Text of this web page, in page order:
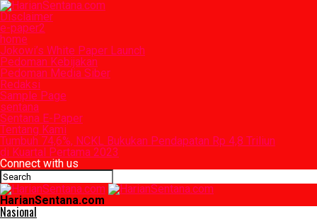
Disclaimer
e-paper2
home
Jokowi’s White Paper Launch
Pedoman Kebijakan
Pedoman Media Siber
Redaksi
Sample Page
sentana
Sentana E-Paper
Tentang Kami
Tumbuh 74,6%, NCKL Bukukan Pendapatan Rp 4,8 Triliun
di Kuartal Pertama 2023
Connect with us
HarianSentana.com
Nasional